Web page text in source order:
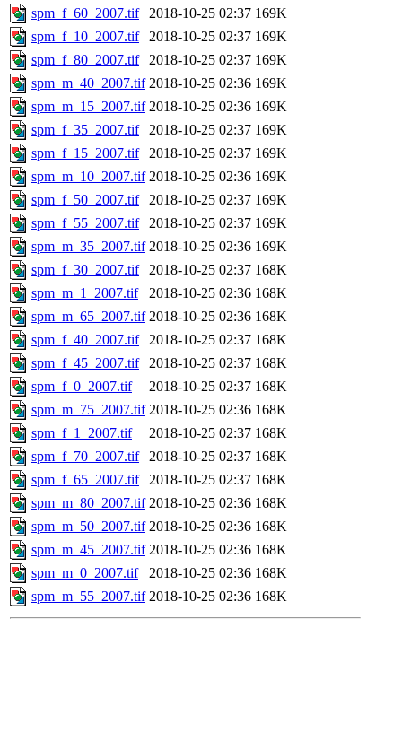
spm_f_60_2007.tif
2018-10-25 02:37 169K
spm_f_10_2007.tif
2018-10-25 02:37 169K
spm_f_80_2007.tif
2018-10-25 02:37 169K
spm_m_40_2007.tif 2018-10-25 02:36 169K
spm_m_15_2007.tif 2018-10-25 02:36 169K
spm_f_35_2007.tif
2018-10-25 02:37 169K
spm_f_15_2007.tif
2018-10-25 02:37 169K
spm_m_10_2007.tif 2018-10-25 02:36 169K
spm_f_50_2007.tif
2018-10-25 02:37 169K
spm_f_55_2007.tif
2018-10-25 02:37 169K
spm_m_35_2007.tif 2018-10-25 02:36 169K
spm_f_30_2007.tif
2018-10-25 02:37 168K
spm_m_1_2007.tif
2018-10-25 02:36 168K
spm_m_65_2007.tif 2018-10-25 02:36 168K
spm_f_40_2007.tif
2018-10-25 02:37 168K
spm_f_45_2007.tif
2018-10-25 02:37 168K
spm_f_0_2007.tif
2018-10-25 02:37 168K
spm_m_75_2007.tif 2018-10-25 02:36 168K
spm_f_1_2007.tif
2018-10-25 02:37 168K
spm_f_70_2007.tif
2018-10-25 02:37 168K
spm_f_65_2007.tif
2018-10-25 02:37 168K
spm_m_80_2007.tif 2018-10-25 02:36 168K
spm_m_50_2007.tif 2018-10-25 02:36 168K
spm_m_45_2007.tif 2018-10-25 02:36 168K
spm_m_0_2007.tif
2018-10-25 02:36 168K
spm_m_55_2007.tif 2018-10-25 02:36 168K